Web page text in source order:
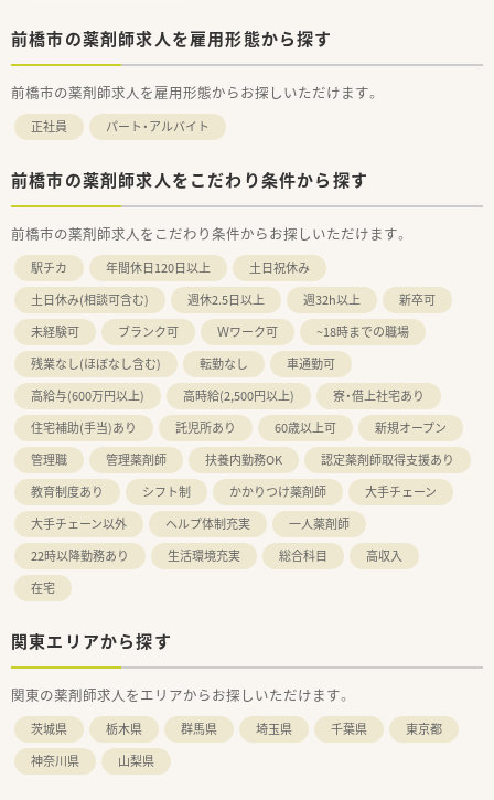
前橋市の薬剤師求人を雇用形態から探す
前橋市の薬剤師求人を雇用形態からお探しいただけます。
正社員 パート・アルバイト
前橋市の薬剤師求人をこだわり条件から探す
前橋市の薬剤師求人をこだわり条件からお探しいただけます。
駅チカ 年間休日120日以上
土日祝休み
土日休み(相談可含む)
週休2.5日以上 週32h以上
新卒可
未経験可
ブランク可 Ｗワーク可
~18時までの職場
残業なし(ほぼなし含む)
転勤なし
車通勤可
高給与(600万円以上)
高時給(2,500円以上)
寮・借上社宅あり
住宅補助(手当)あり
託児所あり 60歳以上可
新規オープン
管理職
管理薬剤師 扶養内勤務OK
認定薬剤師取得支援あり
教育制度あり
シフト制 かかりつけ薬剤師
大手チェーン
大手チェーン以外
ヘルプ体制充実
一人薬剤師
22時以降勤務あり
生活環境充実 総合科目
高収入
在宅
関東エリアから探す
関東の薬剤師求人をエリアからお探しいただけます。
茨城県 栃木県 群馬県 埼玉県 千葉県
東京都
神奈川県
山梨県